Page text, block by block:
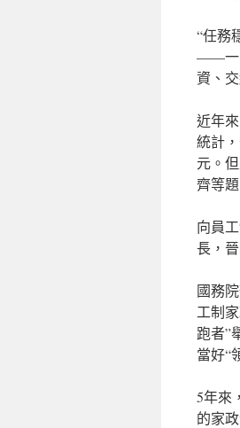
“任務
——一
資、
近年
統計
元。
齊等題
向員
長，
國務
工制
跑者”
當好“
5年來
的家